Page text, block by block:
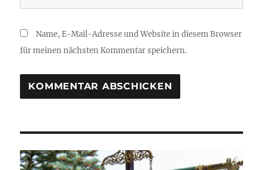
Name, E-Mail-Adresse und Website in diesem Browser
für meinen nächsten Kommentar speichern.